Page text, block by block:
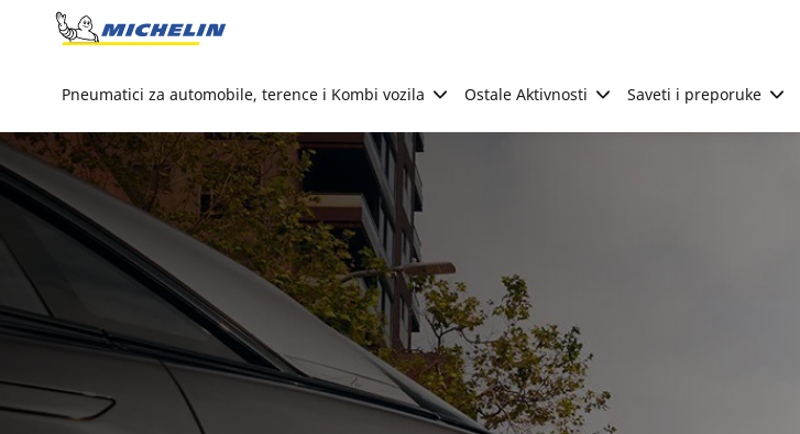
Go to page content
Pneumatici za automobile, terence i Kombi vozila Ostale Aktivnosti Saveti i preporuke